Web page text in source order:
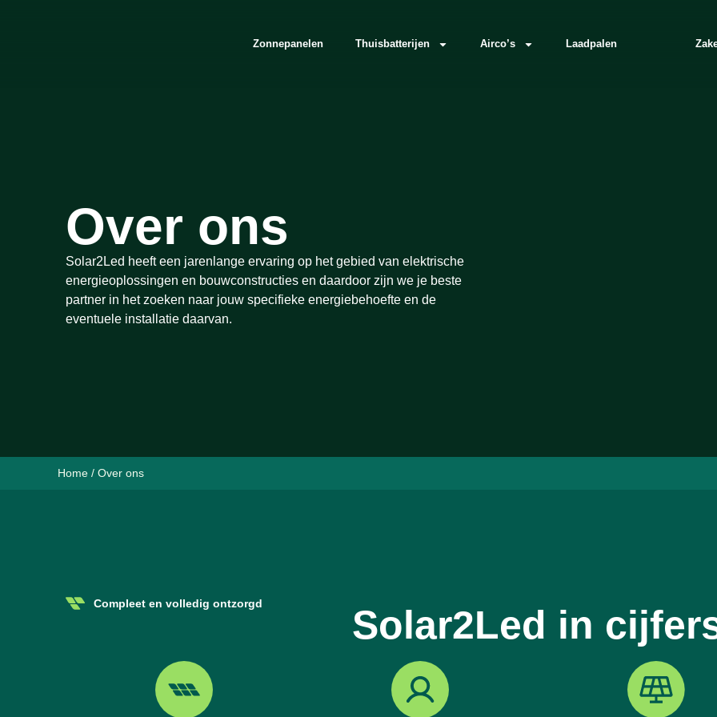
Zonnepanelen Thuisbatterijen Airco’s Laadpalen
Over ons
Solar2Led heeft een jarenlange ervaring op het gebied van elektrische
energieoplossingen en bouwconstructies en daardoor zijn we je beste
partner in het zoeken naar jouw specifieke energiebehoefte en de
eventuele installatie daarvan.
Home / Over ons
Compleet en volledig ontzorgd Solar2Led in